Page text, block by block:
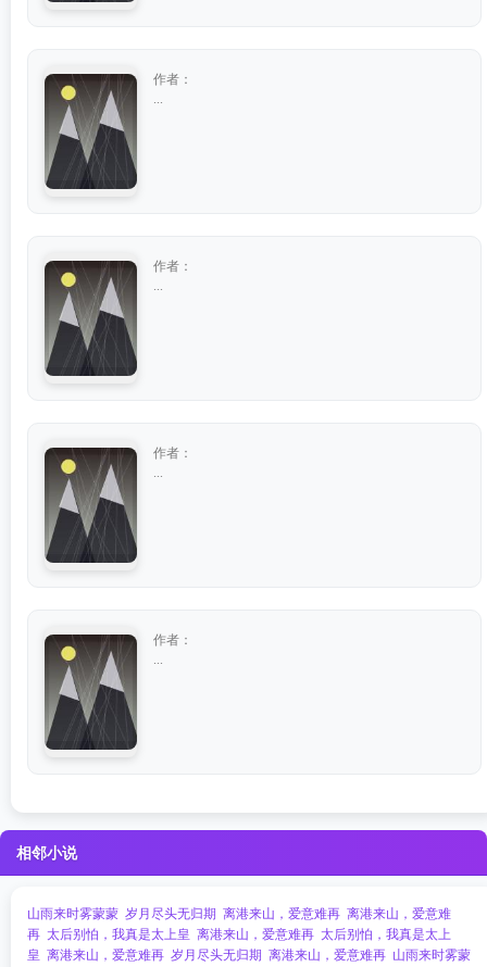
作者：
作者：
作者：
作者：
相邻小说
山雨来时雾蒙蒙 岁月尽头无归期 离港来山，爱意难再 离港来山，爱意难
再 太后别怕，我真是太上皇 离港来山，爱意难再 太后别怕，我真是太上
皇 离港来山，爱意难再 岁月尽头无归期 离港来山，爱意难再 山雨来时雾蒙